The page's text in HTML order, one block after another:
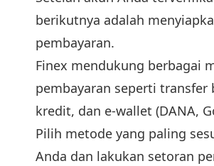
berikutnya adalah
pembayaran.
Finex mendukung berbagai
pembayaran seperti transfer
kredit, dan e-wallet (DANA,
Pilih metode yang paling
Anda dan lakukan setoran